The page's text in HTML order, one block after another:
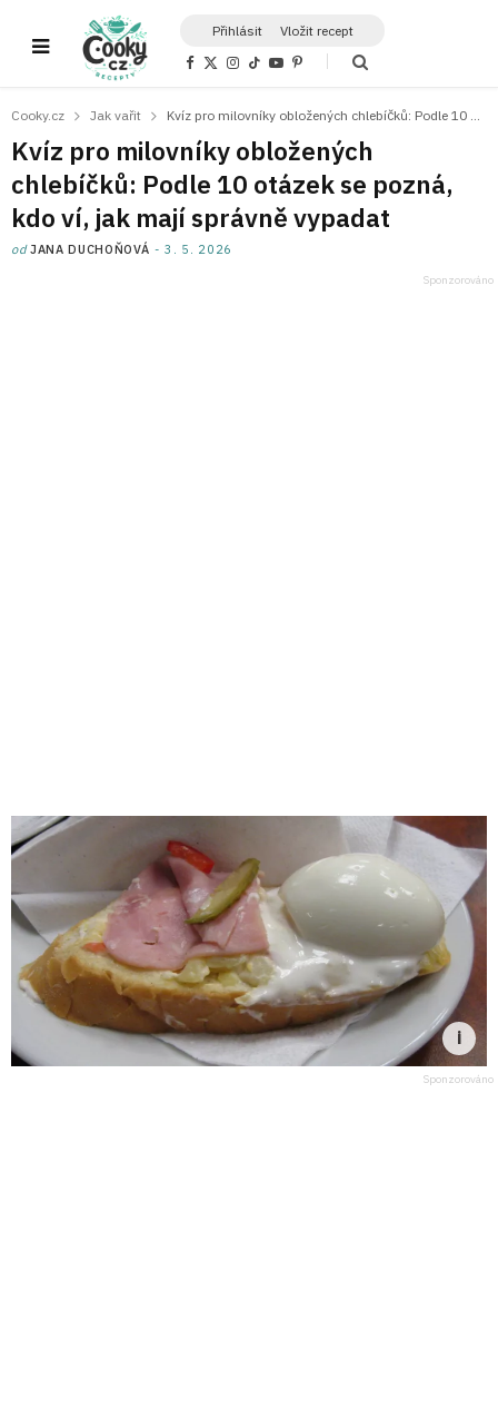
Přihlásit Vložit recept
F
b
o
k
X
i
t
e
r
)
I
a
r
a
m
T
o
Y
u
e
P
e
e
s
t
Cooky.cz Jak vařit
Kvíz pro milovníky obložených
chlebíčků: Podle 10 otázek se pozná,
kdo ví, jak mají správně vypadat
odJANA DUCHOŇOVÁ 3. 5. 2026